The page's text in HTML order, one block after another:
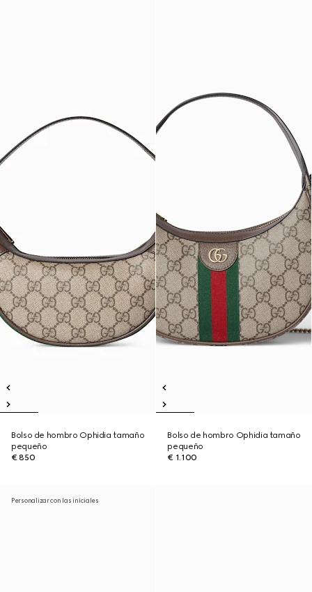
Bolso de hombro Ophidia tamaño
pequeño
€ 850
Bolso de hombro Ophidia tamaño
pequeño
€ 1.100
Personalizar con las iniciales